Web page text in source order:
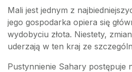
Mali jest jednym z
jego gospodarka opiera się
wydobyciu złota. Niestety,
uderzają w ten kraj ze
Pustynnienie Sahary postępuje